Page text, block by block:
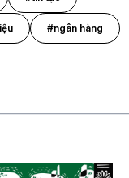
#ngân hàng